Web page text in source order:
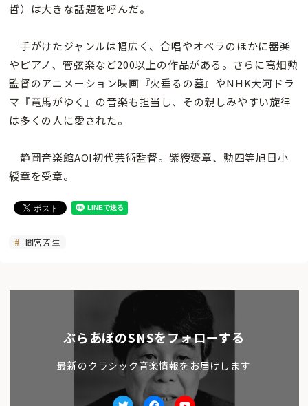
哲）は大きな話題を呼んだ。
手がけたジャンルは幅広く、合唱やオペラのほかに器楽
やピアノ、管弦楽など200以上の作品がある。さらに高畑勲
監督のアニメーション映画『火垂るの墓』やNHK大河ドラ
マ『竜馬がゆく』の音楽も担当し、その親しみやすい旋律
は多くの人に愛された。
静岡音楽館AOI初代芸術監督。紫綬褒章、勲四等旭日小
綬章を受章。
間宮芳生
ぶらあぼのSNSをフォローする
最新のクラシック音楽情報をお届けします